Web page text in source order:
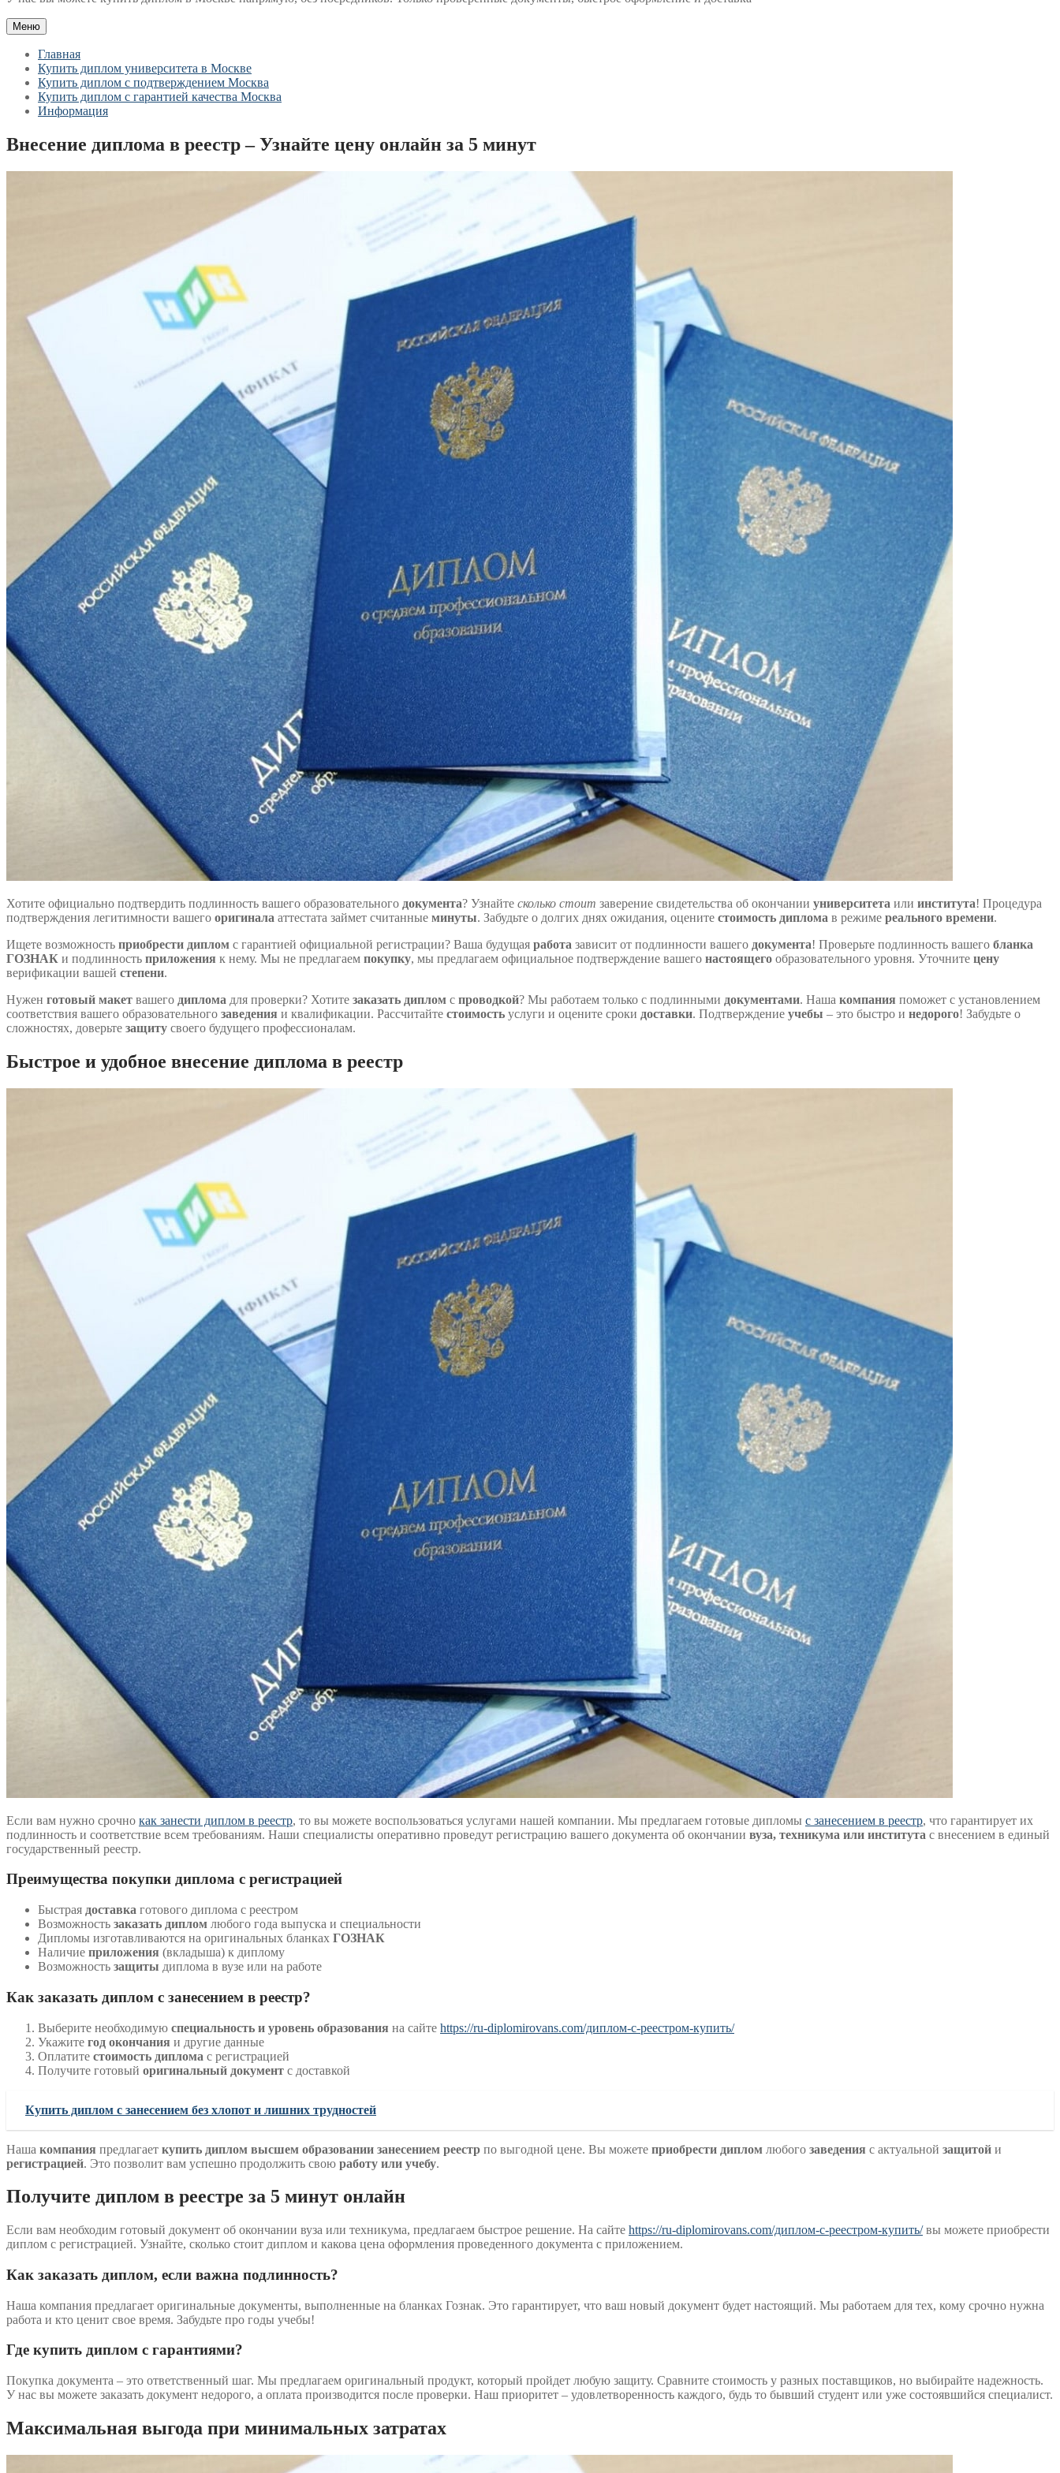
Меню
Главная
Купить диплом университета в Москве
Купить диплом с подтверждением Москва
Купить диплом с гарантией качества Москва
Информация
Внесение диплома в реестр – Узнайте цену онлайн за 5 минут
Хотите официально подтвердить подлинность вашего образовательного документа? Узнайте сколько стоит заверение свидетельства об окончании университета или института! Процедура
подтверждения легитимности вашего оригинала аттестата займет считанные минуты. Забудьте о долгих днях ожидания, оцените стоимость диплома в режиме реального времени.
Ищете возможность приобрести диплом с гарантией официальной регистрации? Ваша будущая работа зависит от подлинности вашего документа! Проверьте подлинность вашего бланка
ГОЗНАК и подлинность приложения к нему. Мы не предлагаем покупку, мы предлагаем официальное подтверждение вашего настоящего образовательного уровня. Уточните цену
верификации вашей степени.
Нужен готовый макет вашего диплома для проверки? Хотите заказать диплом с проводкой? Мы работаем только с подлинными документами. Наша компания поможет с установлением
соответствия вашего образовательного заведения и квалификации. Рассчитайте стоимость услуги и оцените сроки доставки. Подтверждение учебы – это быстро и недорого! Забудьте о
сложностях, доверьте защиту своего будущего профессионалам.
Быстрое и удобное внесение диплома в реестр
Если вам нужно срочно как занести диплом в реестр, то вы можете воспользоваться услугами нашей компании. Мы предлагаем готовые дипломы с занесением в реестр, что гарантирует их
подлинность и соответствие всем требованиям. Наши специалисты оперативно проведут регистрацию вашего документа об окончании вуза, техникума или института с внесением в единый
государственный реестр.
Преимущества покупки диплома с регистрацией
Быстрая доставка готового диплома с реестром
Возможность заказать диплом любого года выпуска и специальности
Дипломы изготавливаются на оригинальных бланках ГОЗНАК
Наличие приложения (вкладыша) к диплому
Возможность защиты диплома в вузе или на работе
Как заказать диплом с занесением в реестр?
Выберите необходимую специальность и уровень образования на сайте https://ru-diplomirovans.com/диплом-с-реестром-купить/
Укажите год окончания и другие данные
Оплатите стоимость диплома с регистрацией
Получите готовый оригинальный документ с доставкой
Купить диплом с занесением без хлопот и лишних трудностей
Наша компания предлагает купить диплом высшем образовании занесением реестр по выгодной цене. Вы можете приобрести диплом любого заведения с актуальной защитой и
регистрацией. Это позволит вам успешно продолжить свою работу или учебу.
Получите диплом в реестре за 5 минут онлайн
Если вам необходим готовый документ об окончании вуза или техникума, предлагаем быстрое решение. На сайте https://ru-diplomirovans.com/диплом-с-реестром-купить/вы можете приобрести
диплом с регистрацией. Узнайте, сколько стоит диплом и какова цена оформления проведенного документа с приложением.
Как заказать диплом, если важна подлинность?
Наша компания предлагает оригинальные документы, выполненные на бланках Гознак. Это гарантирует, что ваш новый документ будет настоящий. Мы работаем для тех, кому срочно нужна
работа и кто ценит свое время. Забудьте про годы учебы!
Где купить диплом с гарантиями?
Покупка документа – это ответственный шаг. Мы предлагаем оригинальный продукт, который пройдет любую защиту. Сравните стоимость у разных поставщиков, но выбирайте надежность.
У нас вы можете заказать документ недорого, а оплата производится после проверки. Наш приоритет – удовлетворенность каждого, будь то бывший студент или уже состоявшийся специалист.
Максимальная выгода при минимальных затратах